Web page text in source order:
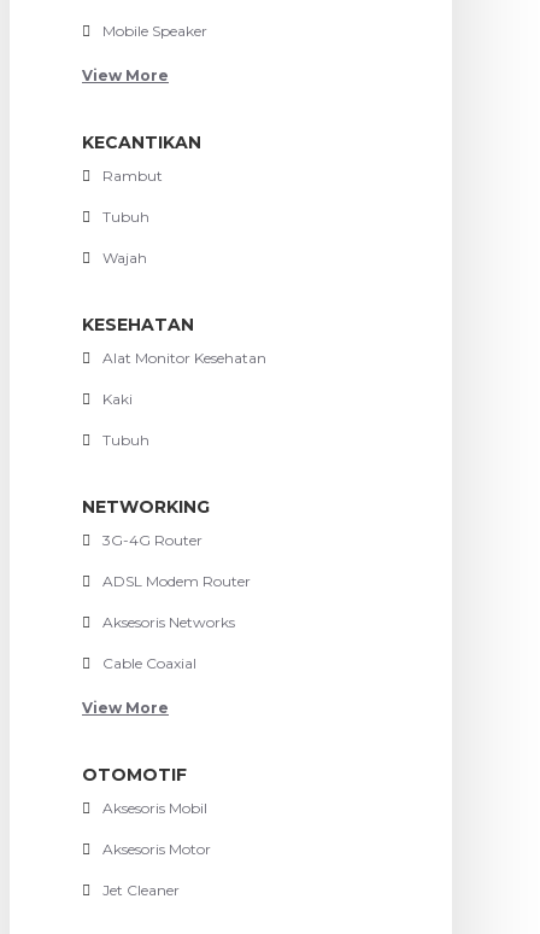
Mobile Speaker
View More
KECANTIKAN
Rambut
Tubuh
Wajah
KESEHATAN
Alat Monitor Kesehatan
Kaki
Tubuh
NETWORKING
3G-4G Router
ADSL Modem Router
Aksesoris Networks
Cable Coaxial
View More
OTOMOTIF
Aksesoris Mobil
Aksesoris Motor
Jet Cleaner